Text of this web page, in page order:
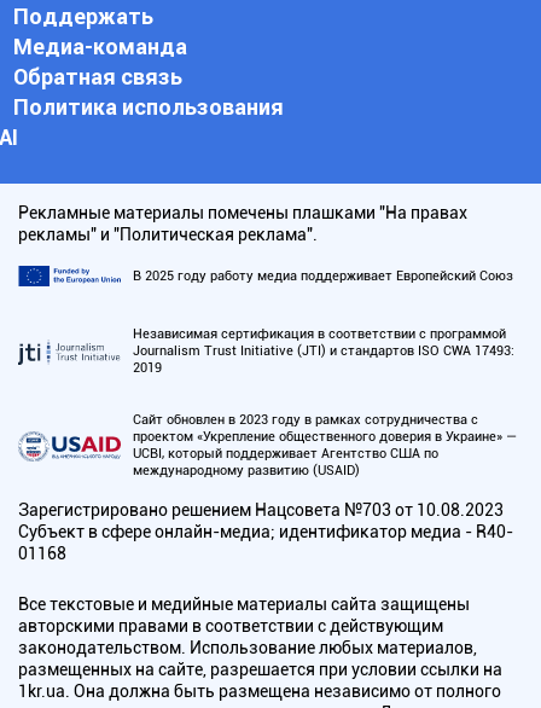
Поддержать
Медиа-команда
Обратная связь
Политика использования
АI
Рекламные материалы помечены плашками "На правах
рекламы" и "Политическая реклама".
В 2025 году работу медиа поддерживает Европейский Союз
Независимая сертификация в соответствии с программой
Journalism Trust Initiative (JTI) и стандартов ISO CWA 17493:
2019
Сайт обновлен в 2023 году в рамках сотрудничества с
проектом «Укрепление общественного доверия в Украине» —
UCBI, который поддерживает Агентство США по
международному развитию (USAID)
Зарегистрировано решением Нацсовета №703 от 10.08.2023
Субъект в сфере онлайн-медиа; идентификатор медиа - R40-
01168
Все текстовые и медийные материалы сайта защищены
авторскими правами в соответствии с действующим
законодательством. Использование любых материалов,
размещенных на сайте, разрешается при условии ссылки на
1kr.ua. Она должна быть размещена независимо от полного